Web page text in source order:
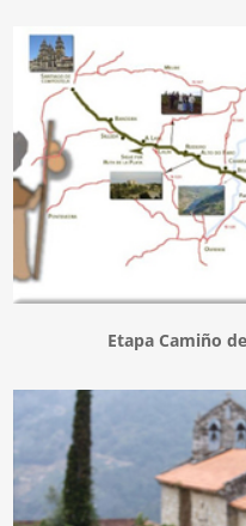
Etapa Camiño